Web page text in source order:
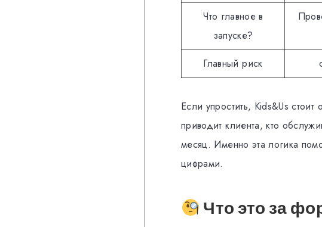
Что главное в
запуске?
Главный риск
Если упростить, Kids&Us
приводит клиента, кто
месяц. Именно эта логика
цифрами.
Что это за